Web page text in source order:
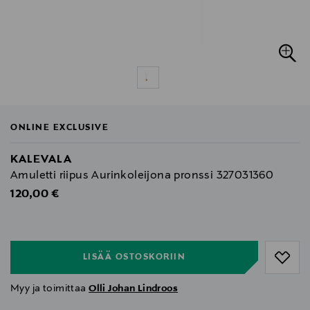
ONLINE EXCLUSIVE
KALEVALA
Amuletti riipus Aurinkoleijona pronssi 327031360
Original Price
120,00 €
LISÄÄ OSTOSKORIIN
Myy ja toimittaaOlli Johan Lindroos